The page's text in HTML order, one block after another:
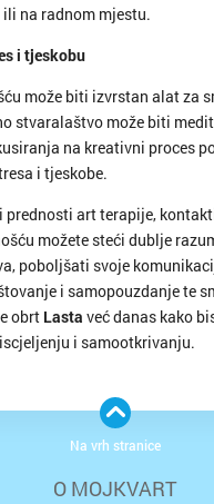
na radnom mjestu.
i tjeskobu
može biti izvrstan alat za
stvaralaštvo može biti
na kreativni proces
i tjeskobe.
prednosti art terapije,
možete steći dublje
poboljšati svoje
i samopouzdanje te
obrt Lasta već danas kako
i samootkrivanju.
O MOJKVART
Na vrh stranice